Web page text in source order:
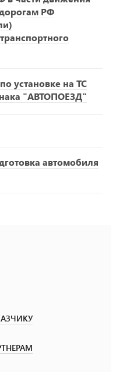
РФ
установке на ТС
"АВТОПОЕЗД"
автомобиля